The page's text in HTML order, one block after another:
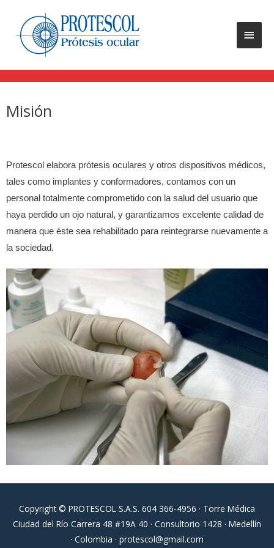
Misión
Protescol elabora prótesis oculares y otros dispositivos médicos,
tales como implantes y conformadores, contamos con un
personal totalmente comprometido con la salud del usuario que
haya perdido un ojo natural, y garantizamos excelente calidad de
manera que éste sea rehabilitado para reintegrarse nuevamente a
la sociedad.
Copyright © PROTESCOL S.A.S. 604 366-4956 · Torre Médica
Ciudad del Río Carrera 48 #19A 40 · Consultorio 1428 · Medellín
· Colombia · protescol@gmail.com